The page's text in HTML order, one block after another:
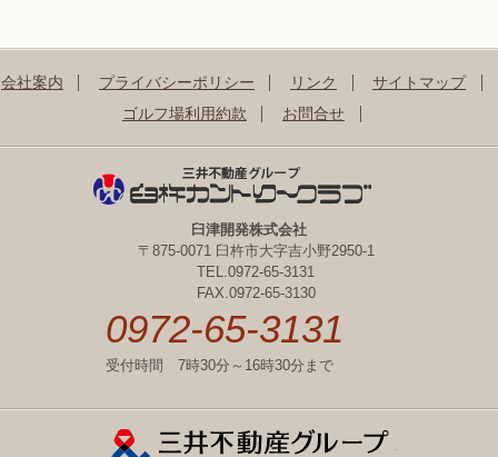
会社案内 プライバシーポリシー リンク
サイトマップ
ゴルフ場利用約款
お問合せ
臼津開発株式会社
〒875-0071 臼杵市大字吉小野2950-1
TEL.0972-65-3131
FAX.0972-65-3130
0972-65-3131
受付時間 7時30分～16時30分まで